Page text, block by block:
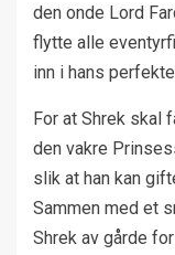
den onde Lord
flytte alle
inn i hans
For at Shrek skal
den vakre
slik at han kan
Sammen med et
Shrek av gårde